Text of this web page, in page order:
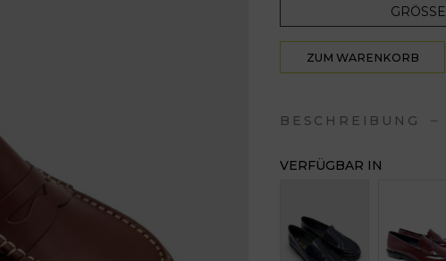
GRÖSSE
ZUM WARENKORB
BESCHREIBUNG
VERFÜGBAR IN